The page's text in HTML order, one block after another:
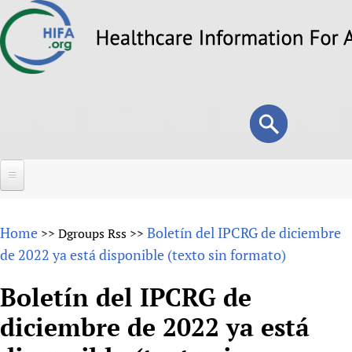
to
Search
form
Search
About
Why HIFA is needed
Vision and Strategy
Forums
HIFA (Healthcare Information For All)
How to use the HIFA forums
Projects
Home >> Dgroups Rss >> Boletín del IPCRG de diciembre
de 2022 ya está disponible (texto sin formato)
Boletín del IPCRG de
diciembre de 2022 ya está